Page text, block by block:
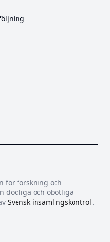
för forskning och
dödliga och obotliga
Svensk insamlingskontroll.